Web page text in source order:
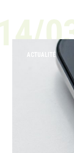
ACTUALITÉ